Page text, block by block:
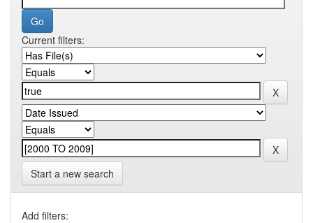
Current filters:
Start a new search
Add filters: